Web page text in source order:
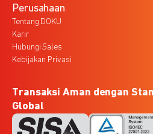
Perusahaan
Tentang DOKU
Karir
Hubungi Sales
Kebijakan Privasi
Transaksi Aman dengan
Global